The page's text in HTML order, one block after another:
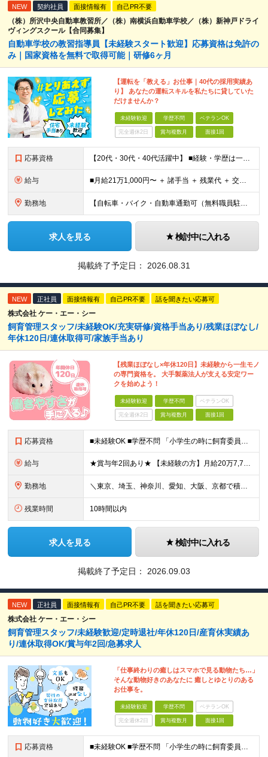
NEW 契約社員 面接情報有 自己PR不要
（株）所沢中央自動車教習所／（株）南横浜自動車学校／（株）新神戸ドライ
ヴィングスクール【合同募集】
自動車学校の教習指導員【未経験スタート歓迎】応募資格は免許の
み｜国家資格を無料で取得可能｜研修6ヶ月
【運転を「教える」お仕事｜40代の採用実績あ
り】 あなたの運転スキルを私たちに貸していた
だけませんか？
未経験歓迎 学歴不問 ベテランOK
完全週休2日 賞与複数月 面接1回
応募資格 【20代・30代・40代活躍中】 ■経験・学歴は一切不問 ■普通自動車免許※AT限定の方も応募OK！ ■勉強することに抵抗感の少ない方（※入社後、資格取得を目指していただくためです） 前職がタクシー
給与 ■月給21万1,000円〜 ＋ 諸手当 ＋ 残業代 ＋ 交通費 ※上記はあくまでスタート時の基本給です ※残業代は別途全額支給します ※試用期間6ヶ月あり（期間中の待遇変更なし） 【資格取得後（入社
勤務地 【自転車・バイク・自動車通勤可（無料職員駐車場あり）】 ◎目の前が海で、夏には近くの花火が打ちあがるのも見えます ◆神奈川県横浜市金沢区福浦3-11-1 (変更の範囲)上記を除く当社関連勤務地
求人を見る 検討中に入れる
掲載終了予定日： 2026.08.31
NEW 正社員 面接情報有 自己PR不要 話を聞きたい応募可
株式会社 ケー・エー・シー
飼育管理スタッフ/未経験OK/充実研修/資格手当あり/残業ほぼなし/
年休120日/連休取得可/家族手当あり
【残業ほぼなし×年休120日】未経験から一生モノ
の専門資格を。 大手製薬法人が支える安定ワー
クを始めよう！
未経験歓迎 学歴不問 ベテランOK
完全週休2日 賞与複数月 面接1回
応募資格 ■未経験OK ■学歴不問 「小学生の時に飼育委員だった！」 なんて方もお待ちしております♪ ※ご自宅でのペット飼育について※ ご自宅でげっ歯類・ウサギのペット飼育を禁止しております。当社業務では清
給与 ★賞与年2回あり★ 【未経験の方】月給20万7,750円～＋賞与年2回＋残業代全額支給＋交通費支給 【生物系大卒の方】月給21万3,750円～＋賞与年2回＋残業代全額支給＋交通費支給 ★手当が充実
勤務地 ＼東京、埼玉、神奈川、愛知、大阪、京都で積極採用中！／ ・東京都：品川区 ・埼玉県：和光市 ・神奈川県：横浜市戸塚区、藤沢市 ・茨城県：つくば市 Lマイカー通勤OK！ ・愛知県：犬山市
残業時間 10時間以内
求人を見る 検討中に入れる
掲載終了予定日： 2026.09.03
NEW 正社員 面接情報有 自己PR不要 話を聞きたい応募可
株式会社 ケー・エー・シー
飼育管理スタッフ/未経験歓迎/定時退社/年休120日/産育休実績あ
り/連休取得OK/賞与年2回/急募求人
「仕事終わりの癒しはスマホで見る動物たち…」
そんな動物好きのあなたに 癒しとゆとりのある
お仕事を。
未経験歓迎 学歴不問 ベテランOK
完全週休2日 賞与複数月 面接1回
応募資格 ■未経験OK ■学歴不問 「小学生の時に飼育委員だった！」 なんて方もお待ちしております♪ ※ご自宅でのペット飼育について※ ご自宅でげっ歯類・ウサギのペット飼育を禁止しております。当社業務では清